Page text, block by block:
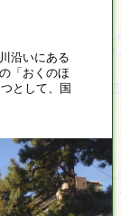
沿いにある
「おくのほ
として、国